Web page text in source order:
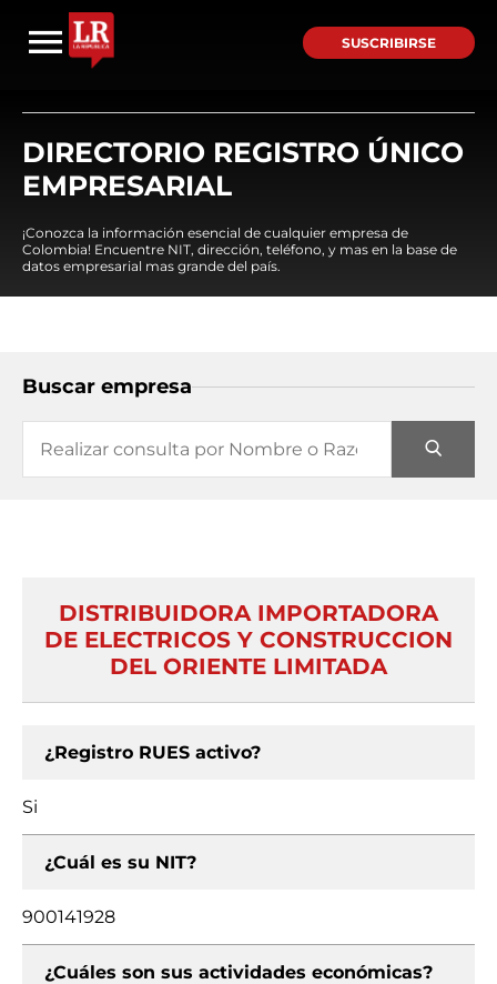
SUSCRIBIRSE
DIRECTORIO REGISTRO ÚNICO
EMPRESARIAL
¡Conozca la información esencial de cualquier empresa de
Colombia! Encuentre NIT, dirección, teléfono, y mas en la base de
datos empresarial mas grande del país.
Buscar empresa
DISTRIBUIDORA IMPORTADORA
DE ELECTRICOS Y CONSTRUCCION
DEL ORIENTE LIMITADA
¿Registro RUES activo?
Si
¿Cuál es su NIT?
900141928
¿Cuáles son sus actividades económicas?